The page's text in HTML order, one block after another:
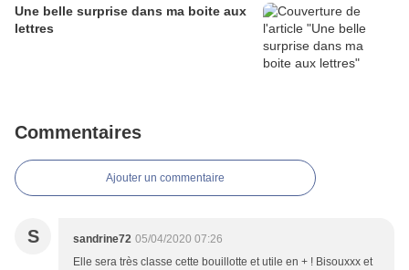
Une belle surprise dans ma boite aux
lettres
Commentaires
Ajouter un commentaire
S sandrine72 05/04/2020 07:26
Elle sera très classe cette bouillotte et utile en + ! Bisouxxx et